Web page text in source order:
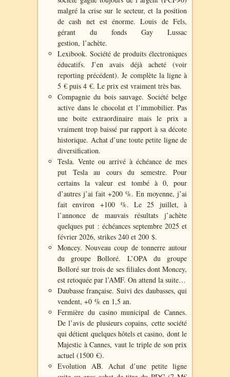
malgré la crise sur le secteur, et la position
de cash net est énorme. Louis de Fels,
gérant du fonds Gay Lussac
gestion, l’achète.
Lexibook. Société de produits électroniques
éducatifs. J’en avais déjà acheté (voir
reporting précédent).Je complète la ligne à
5 € puis 4 €. Le prix est vraiment très bas.
Compagnie du bois sauvage. Société belge
active dans le chocolat et l’immobilier. Pas
une boite extraordinaire mais le prix a
vraiment trop baissé par rapport à sa décote
historique. Achat d’une toute petite ligne de
diversification.
Tesla. Vente ou arrivé à échéance de mes
put Tesla au cours du semestre. Pour
certains la valeur est tombé à 0, pour
d’autres j’ai fait +200 %. En moyenne, j’ai
fait environ +100 %. Le 25 juillet, à
l’annonce de mauvais résultats j’achète
quelques put : échéances septembre 2025 et
février 2026, strikes 240 et 200 $.
Moncey. Nouveau coup de tonnerre autour
du groupe Bolloré. L’OPA du groupe
Bolloré sur trois de ses filiales dont Moncey,
est retoquée par l’AMF. On attend la suite…
Daubasse française. Suivi des daubasses, qui
vendent, +0 % en 1,5 an.
Fermière du casino municipal de Cannes.
De l’avis de plusieurs copains, cette société
qui détient quelques hôtels et casino, dont le
Majestic à Cannes, vaut le triple de son prix
actuel (1500 €).
Evolution AB. Achat d’une petite ligne